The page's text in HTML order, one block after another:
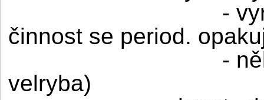
-
činnost se period.
-
velryba)